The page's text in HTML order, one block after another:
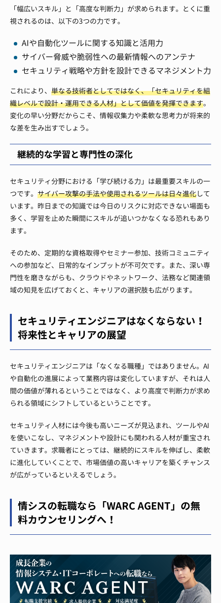
「幅広いスキル」と「高度な判断力」が求められます。とくに重
視されるのは、以下の3つの力です。
AIや自動化ツールに関する知識と活用力
サイバー脅威や脆弱性への最新情報へのアンテナ
セキュリティ戦略や方針を設計できるマネジメント力
これにより、 単なる技術者としてではなく、「セキュリティを組
織レベルで設計・運用できる人材」として価値を発揮できます。
変化の早い分野だからこそ、情報収集力や柔軟な思考力が将来的
な差を生み出すでしょう。
継続的な学習と専門性の深化
セキュリティ分野における「学び続ける力」は最重要スキルの一
つです。 サイバー攻撃の手法や使用されるツールは日々進化して
います。昨日までの知識では今日のリスクに対応できない場面も
多く、学習を止めた瞬間にスキルが追いつかなくなる恐れもあり
ます。
そのため、定期的な資格取得やセミナー参加、技術コミュニティ
への参加など、日常的なインプットが不可欠です。また、深い専
門性を磨きながらも、クラウドやネットワーク、法務など関連領
域の知見を広げておくと、キャリアの選択肢も広がります。
セキュリティエンジニアはなくならない！
将来性とキャリアの展望
セキュリティエンジニアは「なくなる職種」ではありません。AI
や自動化の進展によって業務内容は変化していますが、それは人
間の価値が薄れるということではなく、より高度で判断力が求め
られる領域にシフトしているということです。
セキュリティ人材には今後も高いニーズが見込まれ、ツールやAI
を使いこなし、マネジメントや設計にも関われる人材が重宝され
ていきます。求職者にとっては、継続的にスキルを伸ばし、柔軟
に進化していくことで、市場価値の高いキャリアを築くチャンス
が広がっているといえるでしょう。
情シスの転職なら「WARC AGENT」の無
料カウンセリングへ！